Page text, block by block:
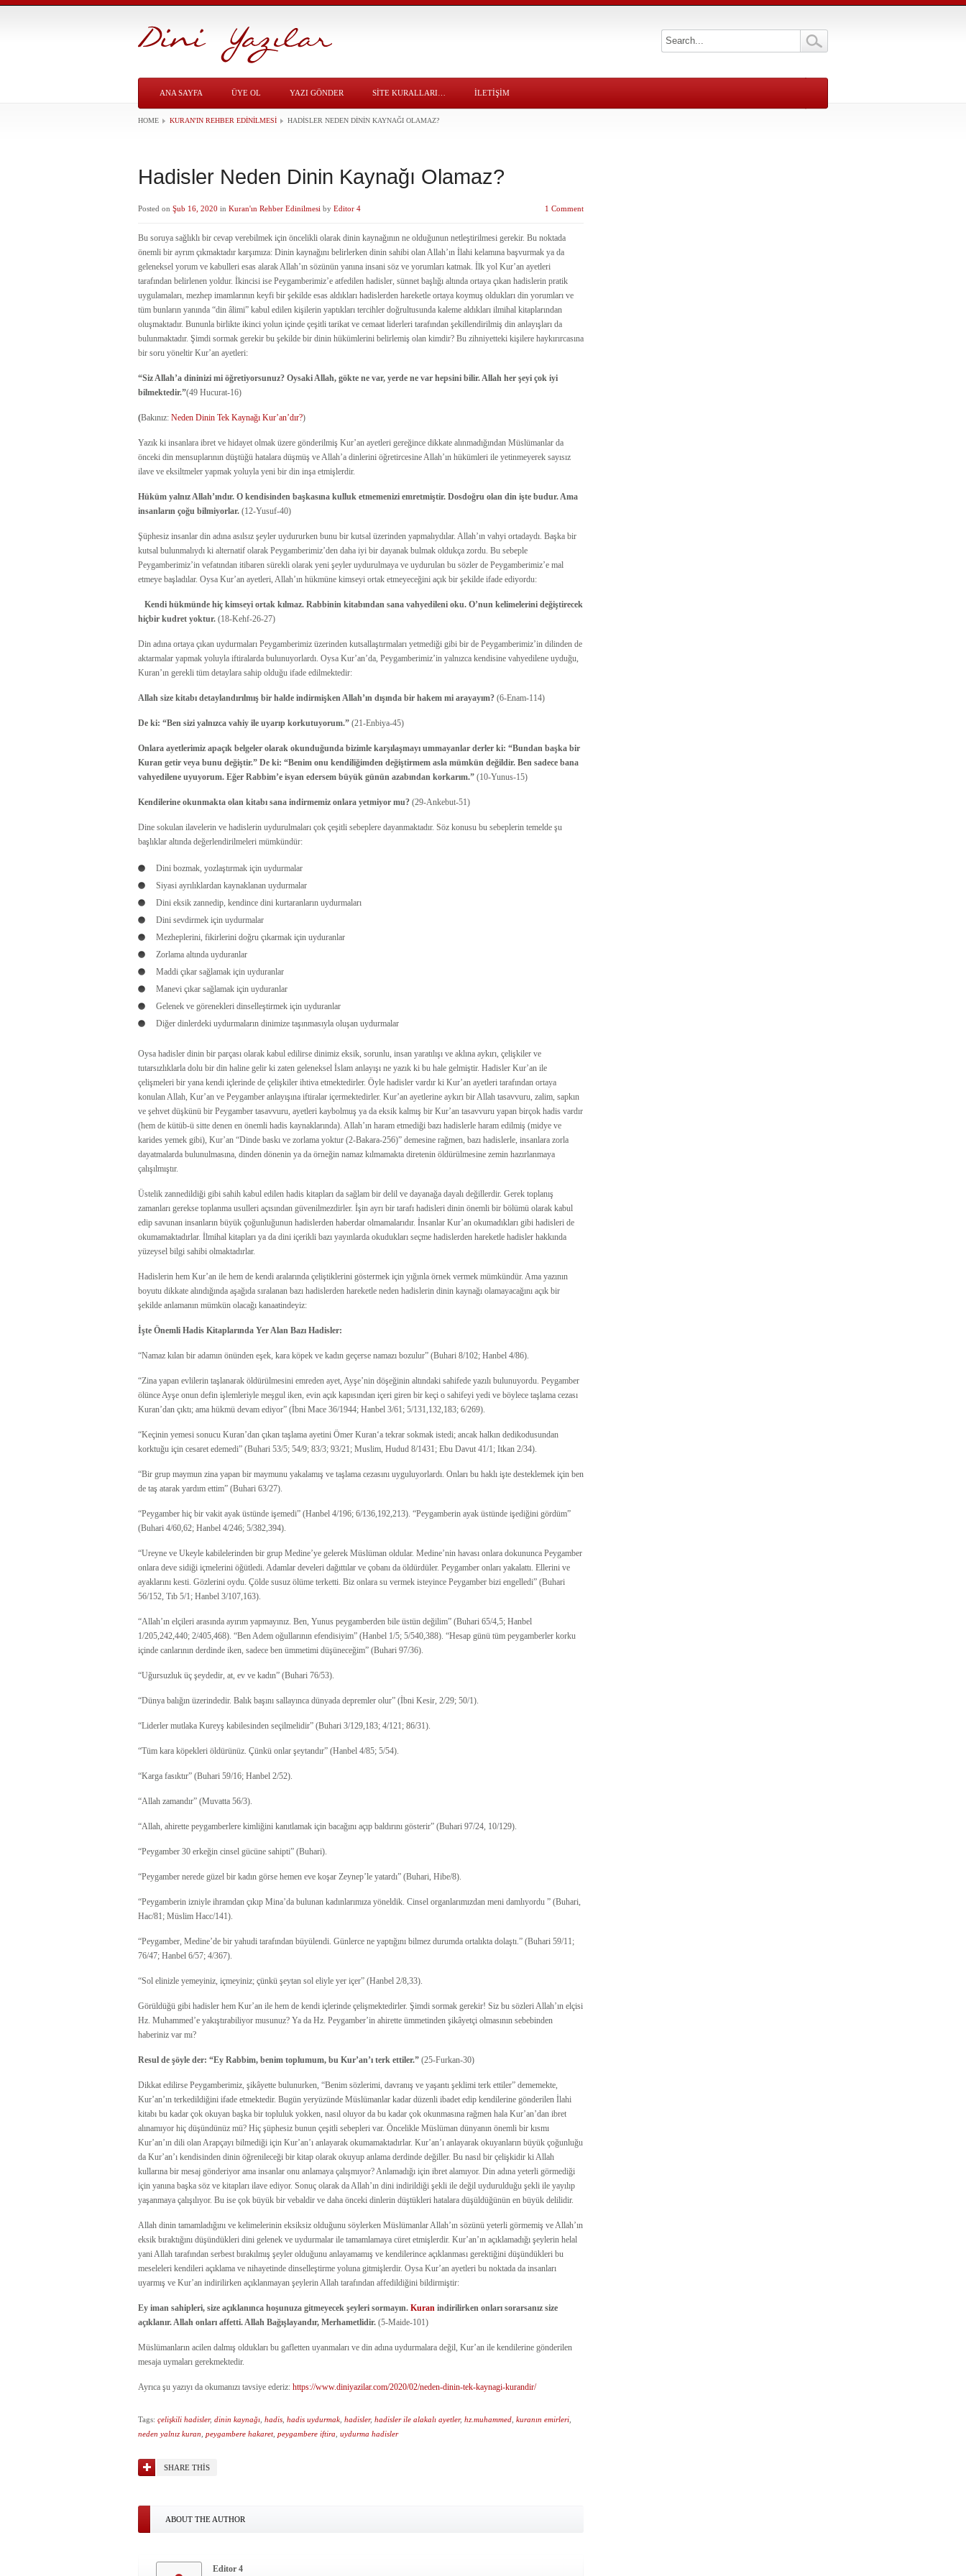
ANA SAYFA ÜYE OL YAZI GÖNDER SITE KURALLARI… İLETİŞİM
HOME KURAN'IN REHBER EDINILMESI HADISLER NEDEN DININ KAYNAĞI OLAMAZ?
Hadisler Neden Dinin Kaynağı Olamaz?
Posted on Şub 16, 2020 in Kuran'ın Rehber Edinilmesi by Editor 4 1 Comment
Bu soruya sağlıklı bir cevap verebilmek için öncelikli olarak dinin kaynağının ne olduğunun netleştirilmesi gerekir. Bu noktada
önemli bir ayrım çıkmaktadır karşımıza: Dinin kaynağını belirlerken dinin sahibi olan Allah’ın İlahi kelamına başvurmak ya da
geleneksel yorum ve kabulleri esas alarak Allah’ın sözünün yanına insani söz ve yorumları katmak. İlk yol Kur’an ayetleri
tarafından belirlenen yoldur. İkincisi ise Peygamberimiz’e atfedilen hadisler, sünnet başlığı altında ortaya çıkan hadislerin pratik
uygulamaları, mezhep imamlarının keyfi bir şekilde esas aldıkları hadislerden hareketle ortaya koymuş oldukları din yorumları ve
tüm bunların yanında “din âlimi” kabul edilen kişilerin yaptıkları tercihler doğrultusunda kaleme aldıkları ilmihal kitaplarından
oluşmaktadır. Bununla birlikte ikinci yolun içinde çeşitli tarikat ve cemaat liderleri tarafından şekillendirilmiş din anlayışları da
bulunmaktadır. Şimdi sormak gerekir bu şekilde bir dinin hükümlerini belirlemiş olan kimdir? Bu zihniyetteki kişilere haykırırcasına
bir soru yöneltir Kur’an ayetleri:
“Siz Allah’a dininizi mi öğretiyorsunuz? Oysaki Allah, gökte ne var, yerde ne var hepsini bilir. Allah her şeyi çok iyi
bilmektedir.”(49 Hucurat-16)
(Bakınız: Neden Dinin Tek Kaynağı Kur’an’dır?)
Yazık ki insanlara ibret ve hidayet olmak üzere gönderilmiş Kur’an ayetleri gereğince dikkate alınmadığından Müslümanlar da
önceki din mensuplarının düştüğü hatalara düşmüş ve Allah’a dinlerini öğretircesine Allah’ın hükümleri ile yetinmeyerek sayısız
ilave ve eksiltmeler yapmak yoluyla yeni bir din inşa etmişlerdir.
Hüküm yalnız Allah’ındır. O kendisinden başkasına kulluk etmemenizi emretmiştir. Dosdoğru olan din işte budur. Ama
insanların çoğu bilmiyorlar. (12-Yusuf-40)
Şüphesiz insanlar din adına asılsız şeyler uydururken bunu bir kutsal üzerinden yapmalıydılar. Allah’ın vahyi ortadaydı. Başka bir
kutsal bulunmalıydı ki alternatif olarak Peygamberimiz’den daha iyi bir dayanak bulmak oldukça zordu. Bu sebeple
Peygamberimiz’in vefatından itibaren sürekli olarak yeni şeyler uydurulmaya ve uydurulan bu sözler de Peygamberimiz’e mal
etmeye başladılar. Oysa Kur’an ayetleri, Allah’ın hükmüne kimseyi ortak etmeyeceğini açık bir şekilde ifade ediyordu:
Kendi hükmünde hiç kimseyi ortak kılmaz. Rabbinin kitabından sana vahyedileni oku. O’nun kelimelerini değiştirecek
hiçbir kudret yoktur. (18-Kehf-26-27)
Din adına ortaya çıkan uydurmaları Peygamberimiz üzerinden kutsallaştırmaları yetmediği gibi bir de Peygamberimiz’in dilinden de
aktarmalar yapmak yoluyla iftiralarda bulunuyorlardı. Oysa Kur’an’da, Peygamberimiz’in yalnızca kendisine vahyedilene uyduğu,
Kuran’ın gerekli tüm detaylara sahip olduğu ifade edilmektedir:
Allah size kitabı detaylandırılmış bir halde indirmişken Allah’ın dışında bir hakem mi arayayım? (6-Enam-114)
De ki: “Ben sizi yalnızca vahiy ile uyarıp korkutuyorum.” (21-Enbiya-45)
Onlara ayetlerimiz apaçık belgeler olarak okunduğunda bizimle karşılaşmayı ummayanlar derler ki: “Bundan başka bir
Kuran getir veya bunu değiştir.” De ki: “Benim onu kendiliğimden değiştirmem asla mümkün değildir. Ben sadece bana
vahyedilene uyuyorum. Eğer Rabbim’e isyan edersem büyük günün azabından korkarım.” (10-Yunus-15)
Kendilerine okunmakta olan kitabı sana indirmemiz onlara yetmiyor mu? (29-Ankebut-51)
Dine sokulan ilavelerin ve hadislerin uydurulmaları çok çeşitli sebeplere dayanmaktadır. Söz konusu bu sebeplerin temelde şu
başlıklar altında değerlendirilmeleri mümkündür:
Dini bozmak, yozlaştırmak için uydurmalar
Siyasi ayrılıklardan kaynaklanan uydurmalar
Dini eksik zannedip, kendince dini kurtaranların uydurmaları
Dini sevdirmek için uydurmalar
Mezheplerini, fikirlerini doğru çıkarmak için uyduranlar
Zorlama altında uyduranlar
Maddi çıkar sağlamak için uyduranlar
Manevi çıkar sağlamak için uyduranlar
Gelenek ve görenekleri dinselleştirmek için uyduranlar
Diğer dinlerdeki uydurmaların dinimize taşınmasıyla oluşan uydurmalar
Oysa hadisler dinin bir parçası olarak kabul edilirse dinimiz eksik, sorunlu, insan yaratılışı ve aklına aykırı, çelişkiler ve
tutarsızlıklarla dolu bir din haline gelir ki zaten geleneksel İslam anlayışı ne yazık ki bu hale gelmiştir. Hadisler Kur’an ile
çelişmeleri bir yana kendi içlerinde de çelişkiler ihtiva etmektedirler. Öyle hadisler vardır ki Kur’an ayetleri tarafından ortaya
konulan Allah, Kur’an ve Peygamber anlayışına iftiralar içermektedirler. Kur’an ayetlerine aykırı bir Allah tasavvuru, zalim, sapkın
ve şehvet düşkünü bir Peygamber tasavvuru, ayetleri kaybolmuş ya da eksik kalmış bir Kur’an tasavvuru yapan birçok hadis vardır
(hem de kütüb-ü sitte denen en önemli hadis kaynaklarında). Allah’ın haram etmediği bazı hadislerle haram edilmiş (midye ve
karides yemek gibi), Kur’an “Dinde baskı ve zorlama yoktur (2-Bakara-256)” demesine rağmen, bazı hadislerle, insanlara zorla
dayatmalarda bulunulmasına, dinden dönenin ya da örneğin namaz kılmamakta diretenin öldürülmesine zemin hazırlanmaya
çalışılmıştır.
Üstelik zannedildiği gibi sahih kabul edilen hadis kitapları da sağlam bir delil ve dayanağa dayalı değillerdir. Gerek toplanış
zamanları gerekse toplanma usulleri açısından güvenilmezdirler. İşin ayrı bir tarafı hadisleri dinin önemli bir bölümü olarak kabul
edip savunan insanların büyük çoğunluğunun hadislerden haberdar olmamalarıdır. İnsanlar Kur’an okumadıkları gibi hadisleri de
okumamaktadırlar. İlmihal kitapları ya da dini içerikli bazı yayınlarda okudukları seçme hadislerden hareketle hadisler hakkında
yüzeysel bilgi sahibi olmaktadırlar.
Hadislerin hem Kur’an ile hem de kendi aralarında çeliştiklerini göstermek için yığınla örnek vermek mümkündür. Ama yazının
boyutu dikkate alındığında aşağıda sıralanan bazı hadislerden hareketle neden hadislerin dinin kaynağı olamayacağını açık bir
şekilde anlamanın mümkün olacağı kanaatindeyiz:
İşte Önemli Hadis Kitaplarında Yer Alan Bazı Hadisler:
“Namaz kılan bir adamın önünden eşek, kara köpek ve kadın geçerse namazı bozulur” (Buhari 8/102; Hanbel 4/86).
“Zina yapan evlilerin taşlanarak öldürülmesini emreden ayet, Ayşe’nin döşeğinin altındaki sahifede yazılı bulunuyordu. Peygamber
ölünce Ayşe onun defin işlemleriyle meşgul iken, evin açık kapısından içeri giren bir keçi o sahifeyi yedi ve böylece taşlama cezası
Kuran’dan çıktı; ama hükmü devam ediyor” (İbni Mace 36/1944; Hanbel 3/61; 5/131,132,183; 6/269).
“Keçinin yemesi sonucu Kuran’dan çıkan taşlama ayetini Ömer Kuran‘a tekrar sokmak istedi; ancak halkın dedikodusundan
korktuğu için cesaret edemedi” (Buhari 53/5; 54/9; 83/3; 93/21; Muslim, Hudud 8/1431; Ebu Davut 41/1; Itkan 2/34).
“Bir grup maymun zina yapan bir maymunu yakalamış ve taşlama cezasını uyguluyorlardı. Onları bu haklı işte desteklemek için ben
de taş atarak yardım ettim” (Buhari 63/27).
“Peygamber hiç bir vakit ayak üstünde işemedi” (Hanbel 4/196; 6/136,192,213). “Peygamberin ayak üstünde işediğini gördüm”
(Buhari 4/60,62; Hanbel 4/246; 5/382,394).
“Ureyne ve Ukeyle kabilelerinden bir grup Medine’ye gelerek Müslüman oldular. Medine’nin havası onlara dokununca Peygamber
onlara deve sidiği içmelerini öğütledi. Adamlar develeri dağıttılar ve çobanı da öldürdüler. Peygamber onları yakalattı. Ellerini ve
ayaklarını kesti. Gözlerini oydu. Çölde susuz ölüme terketti. Biz onlara su vermek isteyince Peygamber bizi engelledi” (Buhari
56/152, Tıb 5/1; Hanbel 3/107,163).
“Allah’ın elçileri arasında ayırım yapmayınız. Ben, Yunus peygamberden bile üstün değilim” (Buhari 65/4,5; Hanbel
1/205,242,440; 2/405,468). “Ben Adem oğullarının efendisiyim” (Hanbel 1/5; 5/540,388). “Hesap günü tüm peygamberler korku
içinde canlarının derdinde iken, sadece ben ümmetimi düşüneceğim” (Buhari 97/36).
“Uğursuzluk üç şeydedir, at, ev ve kadın” (Buhari 76/53).
“Dünya balığın üzerindedir. Balık başını sallayınca dünyada depremler olur” (İbni Kesir, 2/29; 50/1).
“Liderler mutlaka Kureyş kabilesinden seçilmelidir” (Buhari 3/129,183; 4/121; 86/31).
“Tüm kara köpekleri öldürünüz. Çünkü onlar şeytandır” (Hanbel 4/85; 5/54).
“Karga fasıktır” (Buhari 59/16; Hanbel 2/52).
“Allah zamandır” (Muvatta 56/3).
“Allah, ahirette peygamberlere kimliğini kanıtlamak için bacağını açıp baldırını gösterir” (Buhari 97/24, 10/129).
“Peygamber 30 erkeğin cinsel gücüne sahipti” (Buhari).
“Peygamber nerede güzel bir kadın görse hemen eve koşar Zeynep’le yatardı” (Buhari, Hibe/8).
“Peygamberin izniyle ihramdan çıkıp Mina’da bulunan kadınlarımıza yöneldik. Cinsel organlarımızdan meni damlıyordu ” (Buhari,
Hac/81; Müslim Hacc/141).
“Peygamber, Medine’de bir yahudi tarafından büyülendi. Günlerce ne yaptığını bilmez durumda ortalıkta dolaştı.” (Buhari 59/11;
76/47; Hanbel 6/57; 4/367).
“Sol elinizle yemeyiniz, içmeyiniz; çünkü şeytan sol eliyle yer içer” (Hanbel 2/8,33).
Görüldüğü gibi hadisler hem Kur’an ile hem de kendi içlerinde çelişmektedirler. Şimdi sormak gerekir! Siz bu sözleri Allah’ın elçisi
Hz. Muhammed’e yakıştırabiliyor musunuz? Ya da Hz. Peygamber’in ahirette ümmetinden şikâyetçi olmasının sebebinden
haberiniz var mı?
Resul de şöyle der: “Ey Rabbim, benim toplumum, bu Kur’an’ı terk ettiler.” (25-Furkan-30)
Dikkat edilirse Peygamberimiz, şikâyette bulunurken, “Benim sözlerimi, davranış ve yaşantı şeklimi terk ettiler” dememekte,
Kur’an’ın terkedildiğini ifade etmektedir. Bugün yeryüzünde Müslümanlar kadar düzenli ibadet edip kendilerine gönderilen İlahi
kitabı bu kadar çok okuyan başka bir topluluk yokken, nasıl oluyor da bu kadar çok okunmasına rağmen hala Kur’an’dan ibret
alınamıyor hiç düşündünüz mü? Hiç şüphesiz bunun çeşitli sebepleri var. Öncelikle Müslüman dünyanın önemli bir kısmı
Kur’an’ın dili olan Arapçayı bilmediği için Kur’an’ı anlayarak okumamaktadırlar. Kur’an’ı anlayarak okuyanların büyük çoğunluğu
da Kur’an’ı kendisinden dinin öğrenileceği bir kitap olarak okuyup anlama derdinde değiller. Bu nasıl bir çelişkidir ki Allah
kullarına bir mesaj gönderiyor ama insanlar onu anlamaya çalışmıyor? Anlamadığı için ibret alamıyor. Din adına yeterli görmediği
için yanına başka söz ve kitapları ilave ediyor. Sonuç olarak da Allah’ın dini indirildiği şekli ile değil uydurulduğu şekli ile yayılıp
yaşanmaya çalışılıyor. Bu ise çok büyük bir vebaldir ve daha önceki dinlerin düştükleri hatalara düşüldüğünün en büyük delilidir.
Allah dinin tamamladığını ve kelimelerinin eksiksiz olduğunu söylerken Müslümanlar Allah’ın sözünü yeterli görmemiş ve Allah’ın
eksik bıraktığını düşündükleri dini gelenek ve uydurmalar ile tamamlamaya cüret etmişlerdir. Kur’an’ın açıklamadığı şeylerin helal
yani Allah tarafından serbest bırakılmış şeyler olduğunu anlayamamış ve kendilerince açıklanması gerektiğini düşündükleri bu
meseleleri kendileri açıklama ve nihayetinde dinselleştirme yoluna gitmişlerdir. Oysa Kur’an ayetleri bu noktada da insanları
uyarmış ve Kur’an indirilirken açıklanmayan şeylerin Allah tarafından affedildiğini bildirmiştir:
Ey iman sahipleri, size açıklanınca hoşunuza gitmeyecek şeyleri sormayın. Kuran indirilirken onları sorarsanız size
açıklanır. Allah onları affetti. Allah Bağışlayandır, Merhametlidir. (5-Maide-101)
Müslümanların acilen dalmış oldukları bu gafletten uyanmaları ve din adına uydurmalara değil, Kur’an ile kendilerine gönderilen
mesaja uymaları gerekmektedir.
Ayrıca şu yazıyı da okumanızı tavsiye ederiz: https://www.diniyazilar.com/2020/02/neden-dinin-tek-kaynagi-kurandir/
Tags: çelişkili hadisler, dinin kaynağı hadis hadis uydurmak hadisler, hadisler ile alakalı ayetler, hz.muhammed kuranın emirleri
neden yalnız kuran peygambere hakaret, peygambere iftira uydurma hadisler
SHARE THIS
ABOUT THE AUTHOR
Editor 4